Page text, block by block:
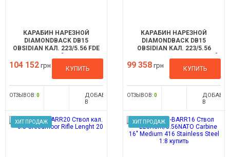
КАРАБИН НАРЕЗНОЙ
DIAMONDBACK DB15
OBSIDIAN КАЛ. 223/5.56 FDE
104 152 грн КУПИТЬ
ОТЗЫВОВ:0
ДОБАВИТЬ
В
КАРАБИН НАРЕЗНОЙ
DIAMONDBACK DB15
OBSIDIAN КАЛ. 223/5.56
99 358 грн КУПИТЬ
ОТЗЫВОВ:0
В
ХИТ ПРОДАЖ ХИТ ПРОДАЖ